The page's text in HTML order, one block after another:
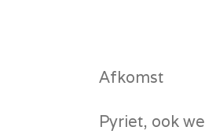
Afkomst
Pyriet, ook